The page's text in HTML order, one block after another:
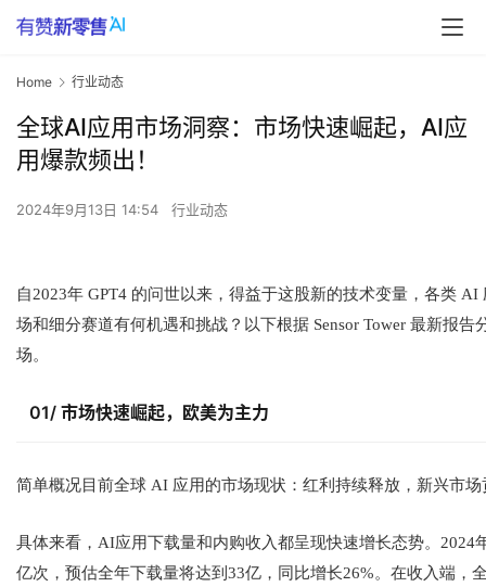
Home 行业动态
全球AI应用市场洞察：市场快速崛起，AI应
用爆款频出！
2024年9月13日 14:54 行业动态
自2023年 GPT4 的问世以来，得益于这股新的技术变量，各类
场和细分赛道有何机遇和挑战？以下根据 Sensor Tower 最新报
场。
01/ 市场快速崛起，欧美为主力
简单概况目前全球 AI 应用的市场现状：红利持续释放，新兴市
具体来看，AI应用下载量和内购收入都呈现快速增长态势。2024
亿次，预估全年下载量将达到33亿，同比增长26%。在收入端，